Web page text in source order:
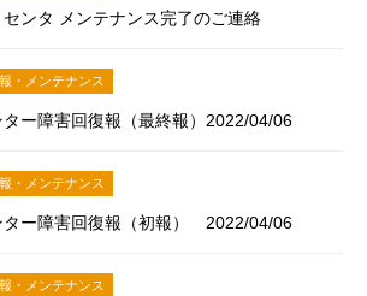
センタ メンテナンス完了のご連絡
・メンテナンス
ター障害回復報（最終報）2022/04/06
・メンテナンス
ター障害回復報（初報） 2022/04/06
・メンテナンス